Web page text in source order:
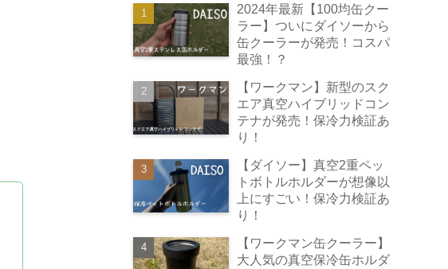
2024年最新【100均缶クー
ラー】ついにダイソーから
缶クーラーが発売！コスパ
最強！？
【ワークマン】新型のスク
エア真空ハイブリッドコン
テナが発売！保冷力検証あ
り！
【ダイソー】真空2重ペッ
トボトルホルダーが想像以
上にすごい！保冷力検証あ
り！
【ワークマン缶クーラー】
大人気の真空保冷缶ホルダ